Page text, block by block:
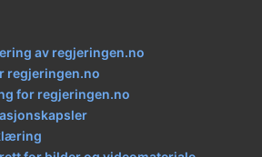
av regjeringen.no
regjeringen.no
for regjeringen.no